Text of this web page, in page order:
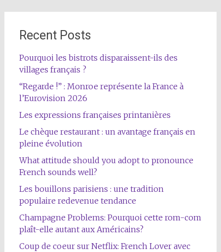
Recent Posts
Pourquoi les bistrots disparaissent-ils des
villages français ?
“Regarde !” : Monroe représente la France à
l’Eurovision 2026
Les expressions françaises printanières
Le chèque restaurant : un avantage français en
pleine évolution
What attitude should you adopt to pronounce
French sounds well?
Les bouillons parisiens : une tradition
populaire redevenue tendance
Champagne Problems: Pourquoi cette rom-com
plaît-elle autant aux Américains?
Coup de coeur sur Netflix: French Lover avec